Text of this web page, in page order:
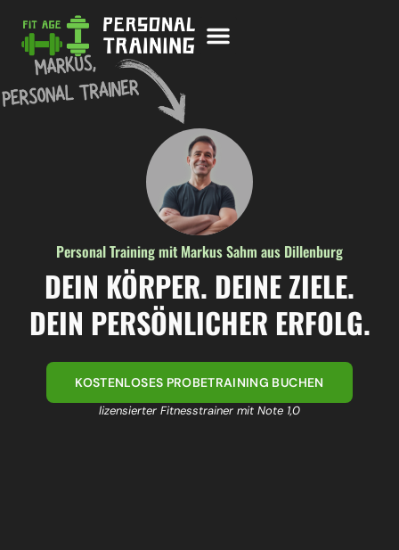
Personal Training mit Markus Sahm aus Dillenburg
DEIN KÖRPER. DEINE ZIELE.
DEIN PERSÖNLICHER ERFOLG.
KOSTENLOSES PROBETRAINING BUCHEN
lizensierter Fitnesstrainer mit Note 1,0